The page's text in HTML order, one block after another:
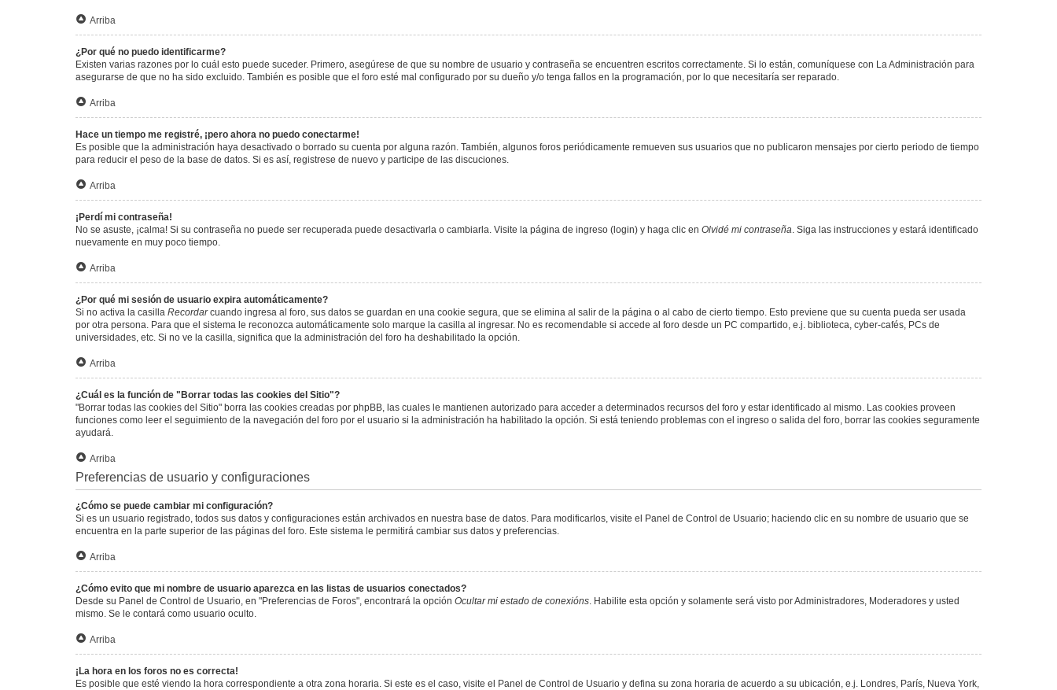
Arriba
¿Por qué no puedo identificarme?
Existen varias razones por lo cuál esto puede suceder. Primero, asegúrese de que su nombre de usuario y contraseña se encuentren escritos correctamente. Si lo están, comuníquese con La Administración para
asegurarse de que no ha sido excluido. También es posible que el foro esté mal configurado por su dueño y/o tenga fallos en la programación, por lo que necesitaría ser reparado.
Arriba
Hace un tiempo me registré, ¡pero ahora no puedo conectarme!
Es posible que la administración haya desactivado o borrado su cuenta por alguna razón. También, algunos foros periódicamente remueven sus usuarios que no publicaron mensajes por cierto periodo de tiempo
para reducir el peso de la base de datos. Si es así, registrese de nuevo y participe de las discuciones.
Arriba
¡Perdí mi contraseña!
No se asuste, ¡calma! Si su contraseña no puede ser recuperada puede desactivarla o cambiarla. Visite la página de ingreso (login) y haga clic en Olvidé mi contraseña. Siga las instrucciones y estará identificado
nuevamente en muy poco tiempo.
Arriba
¿Por qué mi sesión de usuario expira automáticamente?
Si no activa la casilla Recordarcuando ingresa al foro, sus datos se guardan en una cookie segura, que se elimina al salir de la página o al cabo de cierto tiempo. Esto previene que su cuenta pueda ser usada
por otra persona. Para que el sistema le reconozca automáticamente solo marque la casilla al ingresar. No es recomendable si accede al foro desde un PC compartido, e.j. biblioteca, cyber-cafés, PCs de
universidades, etc. Si no ve la casilla, significa que la administración del foro ha deshabilitado la opción.
Arriba
¿Cuál es la función de "Borrar todas las cookies del Sitio"?
"Borrar todas las cookies del Sitio" borra las cookies creadas por phpBB, las cuales le mantienen autorizado para acceder a determinados recursos del foro y estar identificado al mismo. Las cookies proveen
funciones como leer el seguimiento de la navegación del foro por el usuario si la administración ha habilitado la opción. Si está teniendo problemas con el ingreso o salida del foro, borrar las cookies seguramente
ayudará.
Arriba
Preferencias de usuario y configuraciones
¿Cómo se puede cambiar mi configuración?
Si es un usuario registrado, todos sus datos y configuraciones están archivados en nuestra base de datos. Para modificarlos, visite el Panel de Control de Usuario; haciendo clic en su nombre de usuario que se
encuentra en la parte superior de las páginas del foro. Este sistema le permitirá cambiar sus datos y preferencias.
Arriba
¿Cómo evito que mi nombre de usuario aparezca en las listas de usuarios conectados?
Desde su Panel de Control de Usuario, en "Preferencias de Foros", encontrará la opción Ocultar mi estado de conexións. Habilite esta opción y solamente será visto por Administradores, Moderadores y usted
mismo. Se le contará como usuario oculto.
Arriba
¡La hora en los foros no es correcta!
Es posible que esté viendo la hora correspondiente a otra zona horaria. Si este es el caso, visite el Panel de Control de Usuario y defina su zona horaria de acuerdo a su ubicación, e.j. Londres, París, Nueva York,